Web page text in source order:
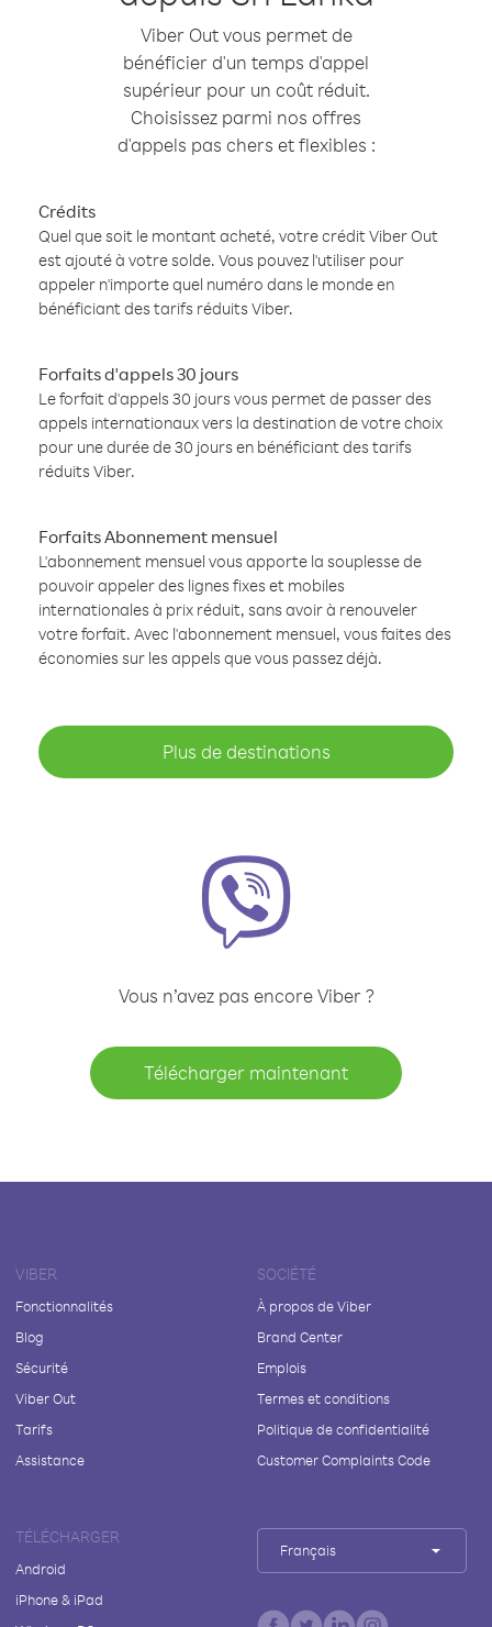
Viber Out vous permet de
bénéficier d'un temps d'appel
supérieur pour un coût réduit.
Choisissez parmi nos offres
d'appels pas chers et flexibles :
Crédits
Quel que soit le montant acheté, votre crédit Viber Out
est ajouté à votre solde. Vous pouvez l'utiliser pour
appeler n'importe quel numéro dans le monde en
bénéficiant des tarifs réduits Viber.
Forfaits d'appels 30 jours
Le forfait d'appels 30 jours vous permet de passer des
appels internationaux vers la destination de votre choix
pour une durée de 30 jours en bénéficiant des tarifs
réduits Viber.
Forfaits Abonnement mensuel
L'abonnement mensuel vous apporte la souplesse de
pouvoir appeler des lignes fixes et mobiles
internationales à prix réduit, sans avoir à renouveler
votre forfait. Avec l'abonnement mensuel, vous faites des
économies sur les appels que vous passez déjà.
Plus de destinations
Vous n’avez pas encore Viber ?
Télécharger maintenant
VIBER
Fonctionnalités
Blog
Sécurité
Viber Out
Tarifs
Assistance
SOCIÉTÉ
À propos de Viber
Brand Center
Emplois
Termes et conditions
Politique de confidentialité
Customer Complaints Code
TÉLÉCHARGER
Android
iPhone & iPad
Français